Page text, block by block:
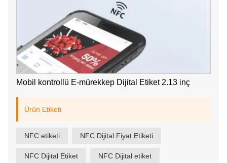
Mobil kontrollü E-mürekkep Dijital Etiket 2.13 inç
Ürün Etiketi
NFC etiketi NFC Dijital Fiyat Etiketi
NFC Dijital Etiket NFC Dijital etiket